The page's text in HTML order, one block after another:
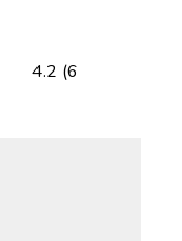
4.2 (6